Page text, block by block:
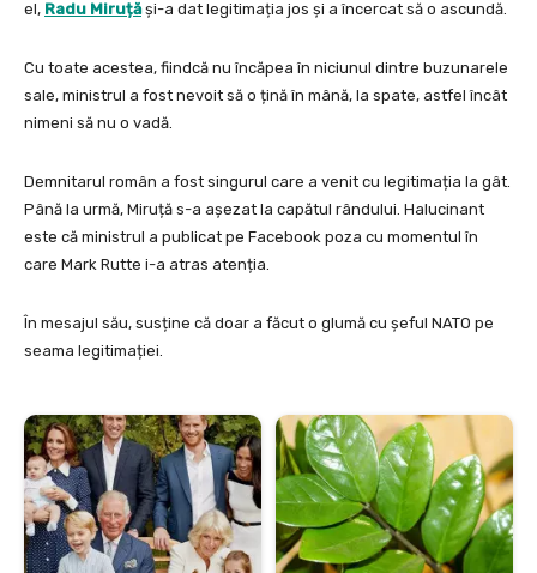
el, Radu Miruțăși-a dat legitimația jos și a încercat să o ascundă.
Cu toate acestea, fiindcă nu încăpea în niciunul dintre buzunarele
sale, ministrul a fost nevoit să o țină în mână, la spate, astfel încât
nimeni să nu o vadă.
Demnitarul român a fost singurul care a venit cu legitimația la gât.
Până la urmă, Miruță s-a așezat la capătul rândului. Halucinant
este că ministrul a publicat pe Facebook poza cu momentul în
care Mark Rutte i-a atras atenția.
În mesajul său, susține că doar a făcut o glumă cu șeful NATO pe
seama legitimației.